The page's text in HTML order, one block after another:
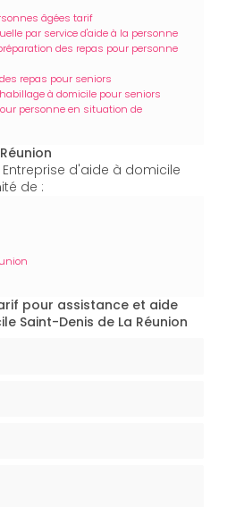
âgées tarif
par service d'aide à la personne
des repas pour personne
repas pour seniors
à domicile pour seniors
personne en situation de
Entreprise d'aide à domicile
de :
pour assistance et aide
Saint-Denis de La Réunion